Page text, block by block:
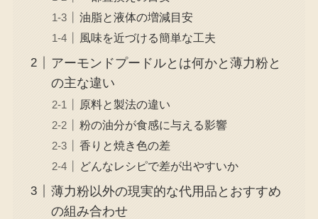
油脂と液体の増減目安
風味を近づける簡単な工夫
アーモンドプードルとは何かと薄力粉と
の主な違い
原料と製法の違い
粉の油分が食感に与える影響
香りと焼き色の差
どんなレシピで差が出やすいか
薄力粉以外の現実的な代用品とおすすめ
の組み合わせ